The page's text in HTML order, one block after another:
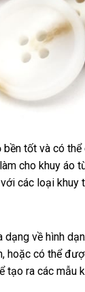
tốt và có
cho khuy áo
các loại khuy
về hình
hoặc có thể
tạo ra các mẫu